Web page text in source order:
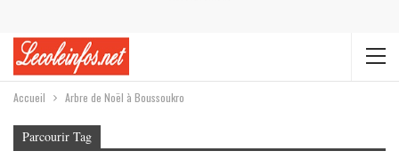
Accueil Arbre de Noël à Boussoukro
Parcourir Tag